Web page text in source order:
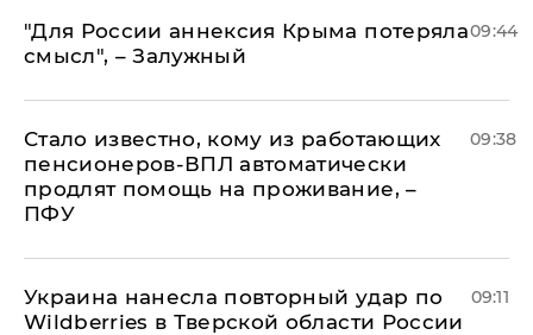
"Для России аннексия Крыма потеряла
смысл", – Залужный
09:44
Стало известно, кому из работающих
пенсионеров-ВПЛ автоматически
продлят помощь на проживание, –
ПФУ
09:38
Украина нанесла повторный удар по
Wildberries в Тверской области России
09:11